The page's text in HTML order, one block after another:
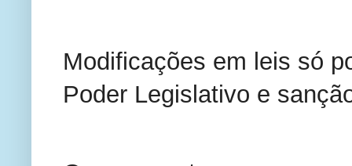
Modificações em leis só
Poder Legislativo e